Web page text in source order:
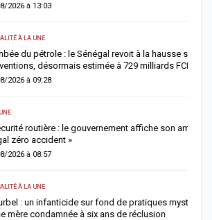
: le Sénégal revoit à la hausse sa facture de
estimée à 729 milliards FCFA
le gouvernement affiche son ambition d’un «
»
sur fond de pratiques mystiques, une
à six ans de réclusion